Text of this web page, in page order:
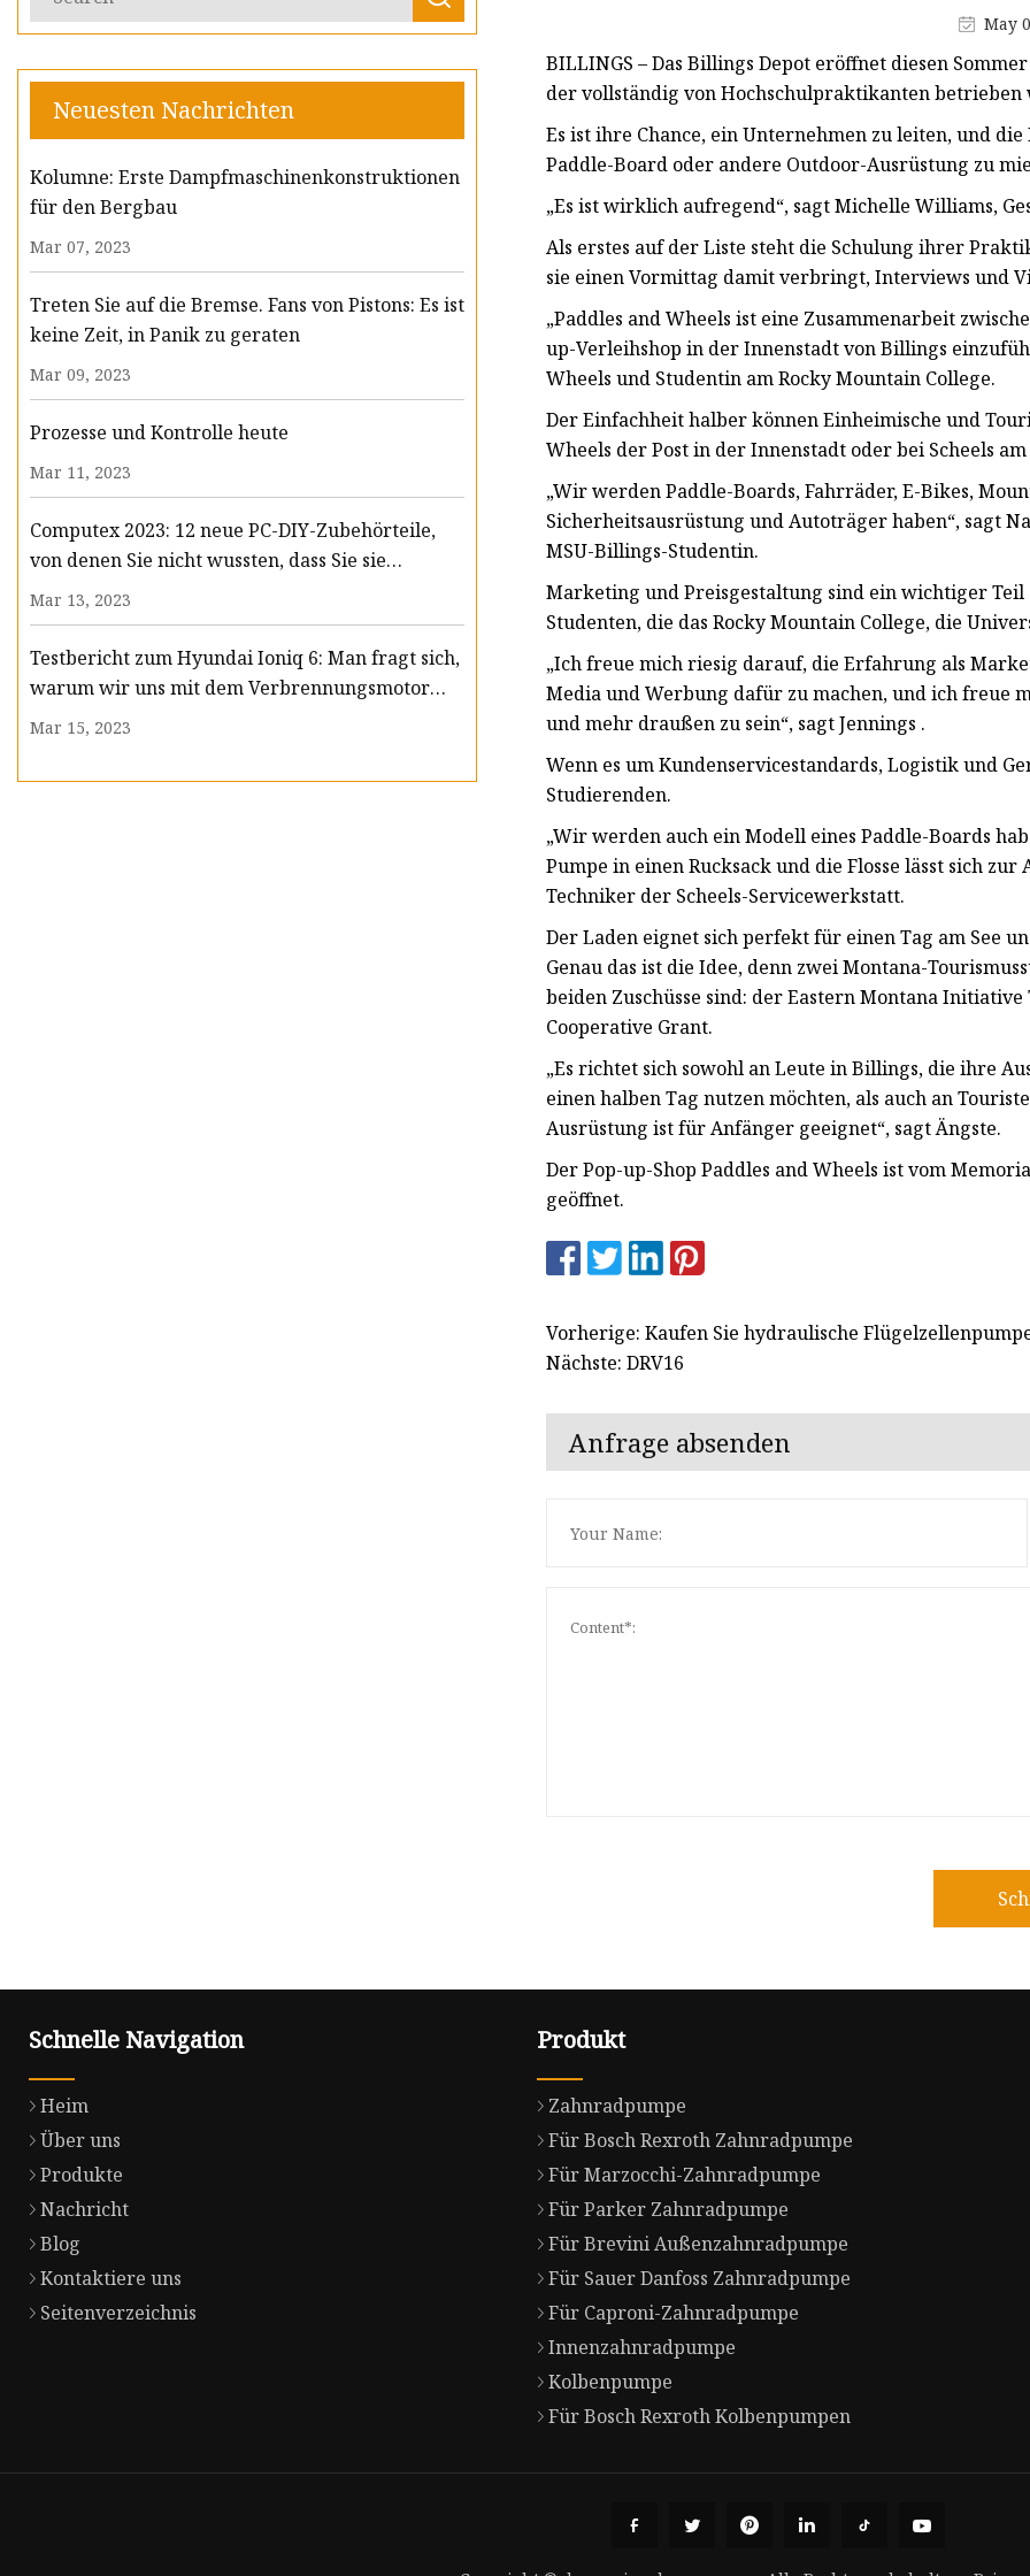
Kolbenpumpe
Für Bosch Rexroth
Kolbenpumpen
Für Eaton Vickers Kolbenpumpe
Für Yuken-Kolbenpumpe
Für Dakin-Kolbenpumpe
Für Nachi-Kolbenpumpe
Für Yeoshe-Kolbenpumpe
Für Atos Außenzahnradpumpe
Neuesten Nachrichten
Kolumne: Erste Dampfmaschinenkonstruktionen
für den Bergbau
Mar 07, 2023
Treten Sie auf die Bremse. Fans von Pistons: Es ist
keine Zeit, in Panik zu geraten
Mar 09, 2023
Prozesse und Kontrolle heute
Mar 11, 2023
Computex 2023: 12 neue PC-DIY-Zubehörteile,
von denen Sie nicht wussten, dass Sie sie
brauchen
Mar 13, 2023
Testbericht zum Hyundai Ioniq 6: Man fragt sich,
warum wir uns mit dem Verbrennungsmotor
beschäftigt haben
Mar 15, 2023
May
BILLINGS – Das Billings Depot eröffnet diesen
der vollständig von Hochschulpraktikanten betrieben
Es ist ihre Chance, ein Unternehmen zu leiten, und
Paddle-Board oder andere Outdoor-Ausrüstung zu
„Es ist wirklich aufregend“, sagt Michelle Williams,
Als erstes auf der Liste steht die Schulung ihrer
sie einen Vormittag damit verbringt, Interviews und
„Paddles and Wheels ist eine Zusammenarbeit
up-Verleihshop in der Innenstadt von Billings
Wheels und Studentin am Rocky Mountain College.
Der Einfachheit halber können Einheimische und
Wheels der Post in der Innenstadt oder bei Scheels
„Wir werden Paddle-Boards, Fahrräder, E-Bikes,
Sicherheitsausrüstung und Autoträger haben“, sagt
MSU-Billings-Studentin.
Marketing und Preisgestaltung sind ein wichtiger
Studenten, die das Rocky Mountain College, die
„Ich freue mich riesig darauf, die Erfahrung als
Media und Werbung dafür zu machen, und ich freue
und mehr draußen zu sein“, sagt Jennings .
Wenn es um Kundenservicestandards, Logistik und
Studierenden.
„Wir werden auch ein Modell eines Paddle-Boards
Pumpe in einen Rucksack und die Flosse lässt sich
Techniker der Scheels-Servicewerkstatt.
Der Laden eignet sich perfekt für einen Tag am See
Genau das ist die Idee, denn zwei Montana-
beiden Zuschüsse sind: der Eastern Montana
Cooperative Grant.
„Es richtet sich sowohl an Leute in Billings, die ihre
einen halben Tag nutzen möchten, als auch an
Ausrüstung ist für Anfänger geeignet“, sagt Ängste.
Der Pop-up-Shop Paddles and Wheels ist vom
geöffnet.
Vorherige: Kaufen Sie hydraulische
Nächste: DRV16
Anfrage absenden
Schnelle Navigation
Heim
Über uns
Produkte
Nachricht
Blog
Kontaktiere uns
Seitenverzeichnis
Produkt
Zahnradpumpe
Für Bosch Rexroth Zahnradpumpe
Für Marzocchi-Zahnradpumpe
Für Parker Zahnradpumpe
Für Brevini Außenzahnradpumpe
Für Sauer Danfoss Zahnradpumpe
Für Caproni-Zahnradpumpe
Innenzahnradpumpe
Kolbenpumpe
Für Bosch Rexroth Kolbenpumpen